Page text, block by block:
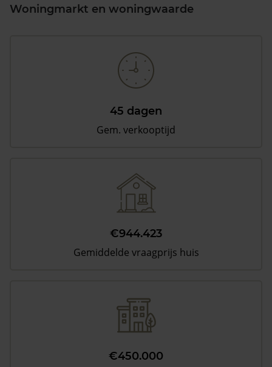
Woningmarkt en woningwaarde
45 dagen
Gem. verkooptijd
€944.423
Gemiddelde vraagprijs huis
€450.000